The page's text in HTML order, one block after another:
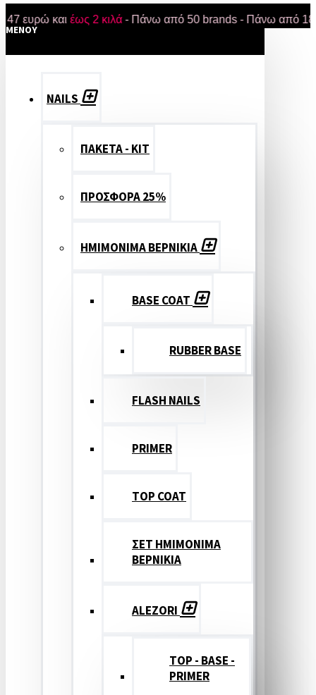
καιέως 2 κιλά- Πάνω από 50 brands - Πάνω από 18.000
MENOY
NAILS
ΠΑΚΕΤΑ - ΚΙΤ
ΠΡΟΣΦΟΡΑ 25%
ΗΜΙΜΟΝΙΜΑ ΒΕΡΝΙΚΙΑ
BASE COAT
RUBBER BASE
FLASH NAILS
PRIMER
TOP COAT
ΣΕΤ ΗΜΙΜΟΝΙΜΑ
ΒΕΡΝΙΚΙΑ
ALEZORI
TOP - BASE -
PRIMER